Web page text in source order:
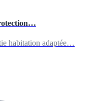
habitation adaptée…